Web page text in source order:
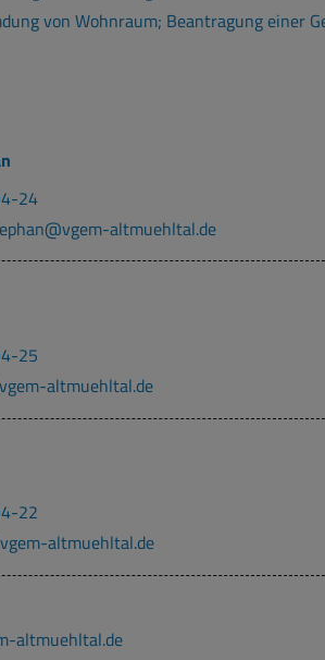
von Wohnraum; Beantragung einer
24
altmuehltal.de
25
altmuehltal.de
22
altmuehltal.de
altmuehltal.de